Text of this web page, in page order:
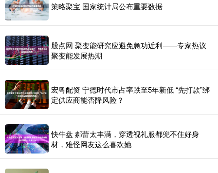
策略聚宝 国家统计局公布重要数据
股点网 聚变能研究应避免急功近利——专家热议
聚变能发展热潮
宏粤配资 宁德时代市占率跌至5年新低 “先打款”绑
定供应商能否降风险？
快牛盘 郝蕾太丰满，穿透视礼服都兜不住好身
材，难怪网友这么喜欢她